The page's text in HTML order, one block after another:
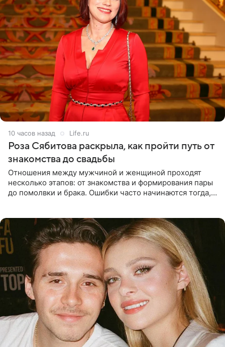
10 часов назад Life.ru
Роза Сябитова раскрыла, как пройти путь от
знакомства до свадьбы
Отношения между мужчиной и женщиной проходят
несколько этапов: от знакомства и формирования пары
до помолвки и брака. Ошибки часто начинаются тогда,